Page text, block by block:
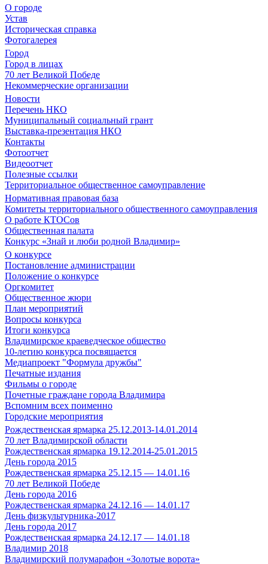
О городе
Устав
Историческая справка
Фотогалерея
Город
Город в лицах
70 лет Великой Победе
Некоммерческие организации
Новости
Перечень НКО
Муниципальный социальный грант
Выставка-презентация НКО
Контакты
Фотоотчет
Видеоотчет
Полезные ссылки
Территориальное общественное самоуправление
Нормативная правовая база
Комитеты территориального общественного самоуправления
О работе КТОСов
Общественная палата
Конкурс «Знай и люби родной Владимир»
О конкурсе
Постановление администрации
Положение о конкурсе
Оргкомитет
Общественное жюри
План мероприятий
Вопросы конкурса
Итоги конкурса
Владимирское краеведческое общество
10-летию конкурса посвящается
Медиапроект "Формула дружбы"
Печатные издания
Фильмы о городе
Почетные граждане города Владимира
Вспомним всех поименно
Городские мероприятия
Рождественская ярмарка 25.12.2013-14.01.2014
70 лет Владимирской области
Рождественская ярмарка 19.12.2014-25.01.2015
День города 2015
Рождественская ярмарка 25.12.15 — 14.01.16
70 лет Великой Победе
День города 2016
Рождественская ярмарка 24.12.16 — 14.01.17
День физкультурника-2017
День города 2017
Рождественская ярмарка 24.12.17 — 14.01.18
Владимир 2018
Владимирский полумарафон «Золотые ворота»